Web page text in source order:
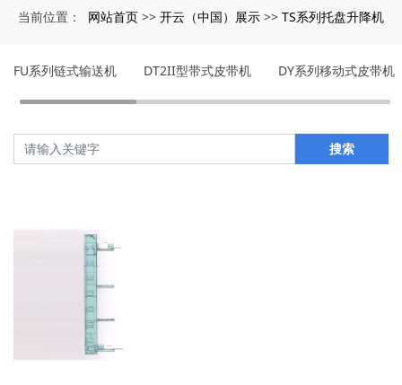
当前位置： 网站首页 >> 开云（中国）展示 >> TS系列托盘升降机
FU系列链式输送机 DT2II型带式皮带机 DY系列移动式皮带机
搜索